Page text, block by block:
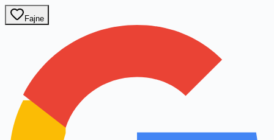
Fajne